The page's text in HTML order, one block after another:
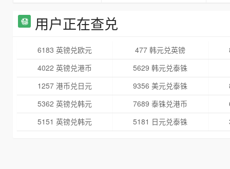
用户正在查兑
6183 英镑兑欧元 477 韩元兑英镑
4022 英镑兑港币
5629 韩元兑泰铢
1257 港币兑日元
9356 美元兑泰铢
5362 英镑兑韩元
7689 泰铢兑港币
5151 英镑兑韩元
5181 日元兑泰铢